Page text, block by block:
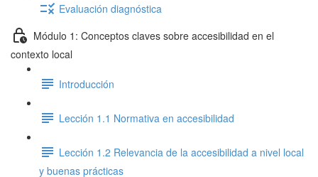
Evaluación diagnóstica
Módulo 1: Conceptos claves sobre accesibilidad en el
contexto local
Introducción
Lección 1.1 Normativa en accesibilidad
Lección 1.2 Relevancia de la accesibilidad a nivel local
y buenas prácticas